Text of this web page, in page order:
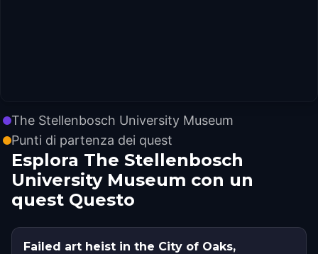
The Stellenbosch University Museum
Punti di partenza dei quest
Esplora The Stellenbosch
University Museum con un
quest Questo
Failed art heist in the City of Oaks,